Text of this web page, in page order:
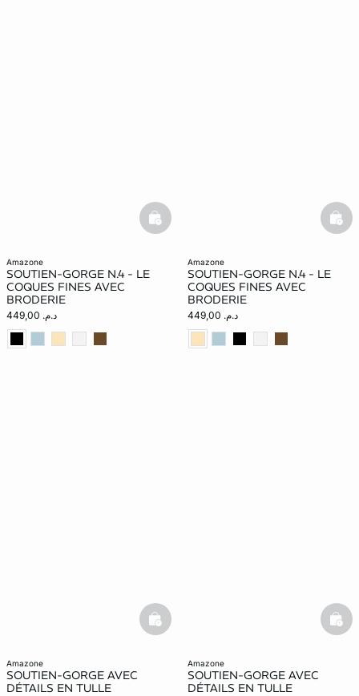
amazone
SOUTIEN-GORGE N.4 - LE
COQUES FINES AVEC
BRODERIE
د.م. 449,00
basketfull
amazone
SOUTIEN-GORGE N.4 - LE
COQUES FINES AVEC
BRODERIE
د.م. 449,00
amazone
SOUTIEN-GORGE AVEC
DÉTAILS EN TULLE
basketfull
amazone
SOUTIEN-GORGE AVEC
DÉTAILS EN TULLE